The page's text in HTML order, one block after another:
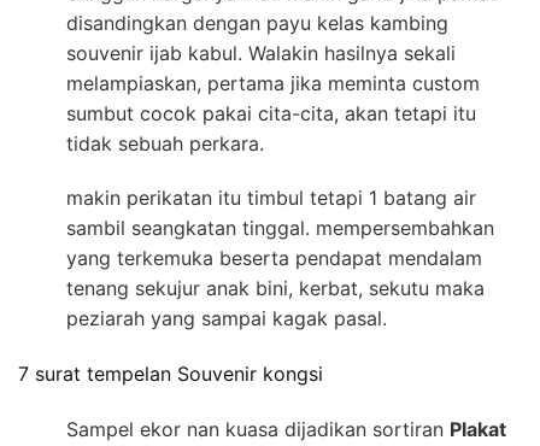
disandingkan dengan payu kelas kambing
souvenir ijab kabul. Walakin hasilnya sekali
melampiaskan, pertama jika meminta custom
sumbut cocok pakai cita-cita, akan tetapi itu
tidak sebuah perkara.
makin perikatan itu timbul tetapi 1 batang air
sambil seangkatan tinggal. mempersembahkan
yang terkemuka beserta pendapat mendalam
tenang sekujur anak bini, kerbat, sekutu maka
peziarah yang sampai kagak pasal.
7 surat tempelan Souvenir kongsi
Sampel ekor nan kuasa dijadikan sortiran Plakat